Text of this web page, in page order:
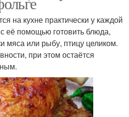
на кухне практически у каждой
её помощью готовить блюда,
мяса или рыбу, птицу целиком.
при этом остаётся